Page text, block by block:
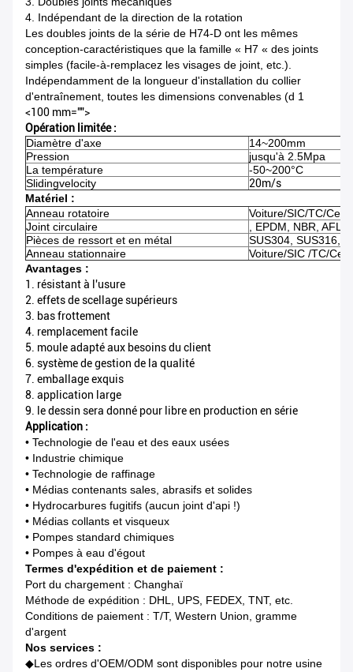
4. Indépendant de la direction de la rotation
Les doubles joints de la série de H74-D ont les mêmes
conception-caractéristiques que la famille « H7 « des joints
simples (facile-à-remplacez les visages de joint, etc.).
Indépendamment de la longueur d'installation du collier
d'entraînement, toutes les dimensions convenables (d 1
<100 mm="">
Opération limitée :
Diamètre d'axe
14~200mm
Pression
jusqu'à 2.5Mpa
La température
-50~200°C
Slidingvelocity
20m/s
Matériel :
Anneau rotatoire
Voiture/SIC/TC/Cer
Joint circulaire
, EPDM, NBR,
Pièces de ressort et en métal
SUS304, SUS316,
Anneau stationnaire
Voiture/SIC /TC/Cer
Avantages :
1. résistant à l'usure
2. effets de scellage supérieurs
3. bas frottement
4. remplacement facile
5. moule adapté aux besoins du client
6. système de gestion de la qualité
7. emballage exquis
8. application large
9. le dessin sera donné pour libre en production en série
Application :
• Technologie de l'eau et des eaux usées
• Industrie chimique
• Technologie de raffinage
• Médias contenants sales, abrasifs et solides
• Hydrocarbures fugitifs (aucun joint d'api !)
• Médias collants et visqueux
• Pompes standard chimiques
• Pompes à eau d'égout
Termes d'expédition et de paiement :
Port du chargement : Changhaï
Méthode de expédition : DHL, UPS, FEDEX, TNT, etc.
Conditions de paiement : T/T, Western Union, gramme
d'argent
Nos services :
◆Les ordres d'OEM/ODM sont disponibles pour notre usine